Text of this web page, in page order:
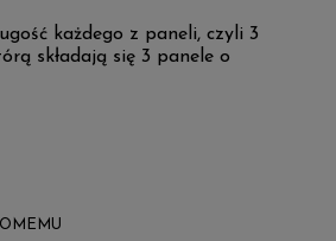
każdego z paneli, czyli 3
składają się 3 panele o